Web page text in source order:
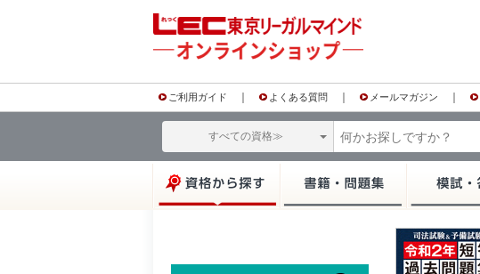
ご利用ガイド よくある質問 メールマガジン
すべての資格≫